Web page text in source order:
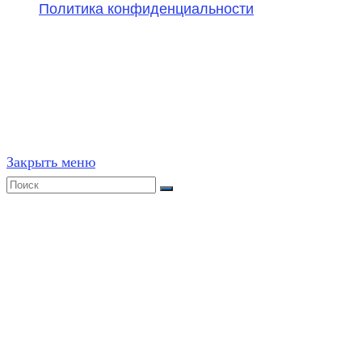
Политика конфиденциальности
Закрыть меню